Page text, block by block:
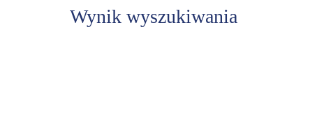
Wynik wyszukiwania